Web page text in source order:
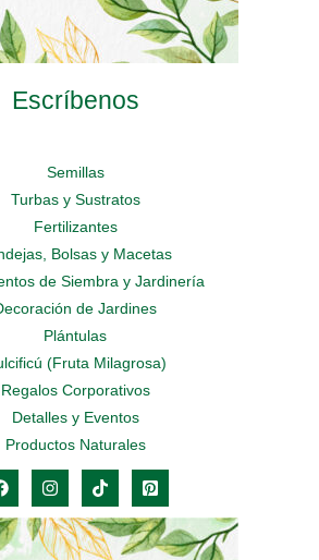
Escríbenos
Semillas
Turbas y Sustratos
Fertilizantes
Bolsas y Macetas
de Siembra y Jardinería
de Jardines
Plántulas
(Fruta Milagrosa)
Regalos Corporativos
Detalles y Eventos
Productos Naturales